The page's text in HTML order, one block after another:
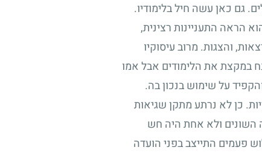
גם כאן עשה חיל בלימודיו.
הראה התעניינות רצינית,
והצגות. מרוב עיסוקיו
במקצת את הלימודים אבל אמו
על שימוש בנכון בה.
כן לא נרתע מתקן שגיאות
השונים ולא אחת היה חש
פעמים התייצב בפני הועדה